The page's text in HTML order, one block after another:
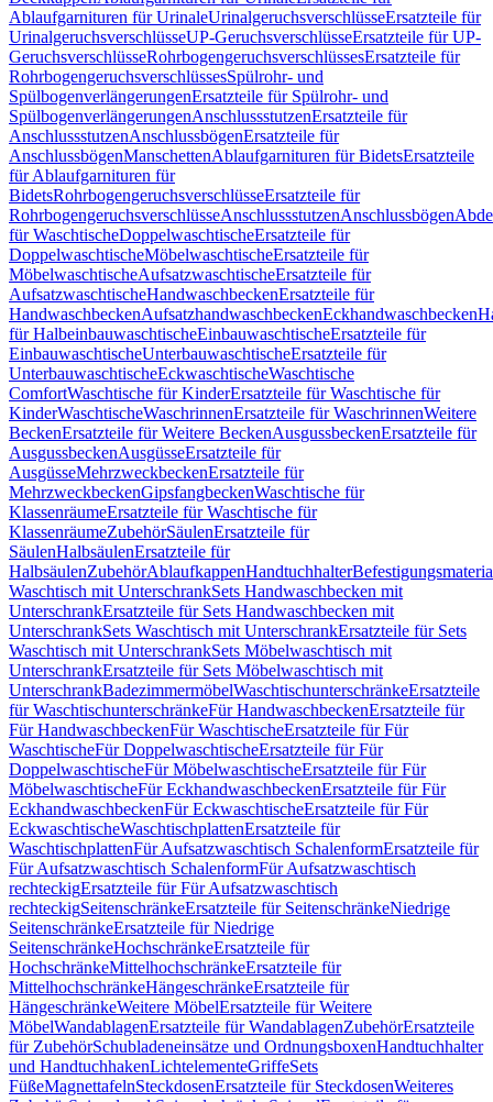
Ablaufgarnituren für UrinaleUrinalgeruchsverschlüsseErsatzteile für
UrinalgeruchsverschlüsseUP-GeruchsverschlüsseErsatzteile für UP-
GeruchsverschlüsseRohrbogengeruchsverschlüssesErsatzteile für
RohrbogengeruchsverschlüssesSpülrohr- und
SpülbogenverlängerungenErsatzteile für Spülrohr- und
SpülbogenverlängerungenAnschlussstutzenErsatzteile für
AnschlussstutzenAnschlussbögenErsatzteile für
AnschlussbögenManschettenAblaufgarnituren für BidetsErsatzteile
für Ablaufgarnituren für
BidetsRohrbogengeruchsverschlüsseErsatzteile für
RohrbogengeruchsverschlüsseAnschlussstutzenAnschlussbögen
für WaschtischeDoppelwaschtischeErsatzteile für
DoppelwaschtischeMöbelwaschtischeErsatzteile für
MöbelwaschtischeAufsatzwaschtischeErsatzteile für
AufsatzwaschtischeHandwaschbeckenErsatzteile für
HandwaschbeckenAufsatzhandwaschbeckenEckhandwaschbecken
für HalbeinbauwaschtischeEinbauwaschtischeErsatzteile für
EinbauwaschtischeUnterbauwaschtischeErsatzteile für
UnterbauwaschtischeEckwaschtischeWaschtische
ComfortWaschtische für KinderErsatzteile für Waschtische für
KinderWaschtischeWaschrinnenErsatzteile für WaschrinnenWeitere
BeckenErsatzteile für Weitere BeckenAusgussbeckenErsatzteile für
AusgussbeckenAusgüsseErsatzteile für
AusgüsseMehrzweckbeckenErsatzteile für
MehrzweckbeckenGipsfangbeckenWaschtische für
KlassenräumeErsatzteile für Waschtische für
KlassenräumeZubehörSäulenErsatzteile für
SäulenHalbsäulenErsatzteile für
HalbsäulenZubehörAblaufkappenHandtuchhalter
Waschtisch mit UnterschrankSets Handwaschbecken mit
UnterschrankErsatzteile für Sets Handwaschbecken mit
UnterschrankSets Waschtisch mit UnterschrankErsatzteile für Sets
Waschtisch mit UnterschrankSets Möbelwaschtisch mit
UnterschrankErsatzteile für Sets Möbelwaschtisch mit
UnterschrankBadezimmermöbelWaschtischunterschränkeErsatzteile
für WaschtischunterschränkeFür HandwaschbeckenErsatzteile für
Für HandwaschbeckenFür WaschtischeErsatzteile für Für
WaschtischeFür DoppelwaschtischeErsatzteile für Für
DoppelwaschtischeFür MöbelwaschtischeErsatzteile für Für
MöbelwaschtischeFür EckhandwaschbeckenErsatzteile für Für
EckhandwaschbeckenFür EckwaschtischeErsatzteile für Für
EckwaschtischeWaschtischplattenErsatzteile für
WaschtischplattenFür Aufsatzwaschtisch SchalenformErsatzteile für
Für Aufsatzwaschtisch SchalenformFür Aufsatzwaschtisch
rechteckigErsatzteile für Für Aufsatzwaschtisch
rechteckigSeitenschränkeErsatzteile für SeitenschränkeNiedrige
SeitenschränkeErsatzteile für Niedrige
SeitenschränkeHochschränkeErsatzteile für
HochschränkeMittelhochschränkeErsatzteile für
MittelhochschränkeHängeschränkeErsatzteile für
HängeschränkeWeitere MöbelErsatzteile für Weitere
MöbelWandablagenErsatzteile für WandablagenZubehörErsatzteile
für ZubehörSchubladeneinsätze und OrdnungsboxenHandtuchhalter
und HandtuchhakenLichtelementeGriffeSets
FüßeMagnettafelnSteckdosenErsatzteile für SteckdosenWeiteres